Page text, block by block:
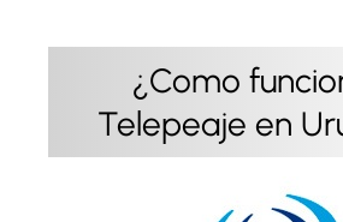
¿Como
Telepeaje en